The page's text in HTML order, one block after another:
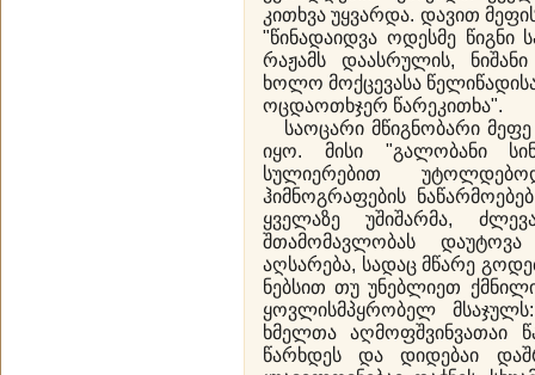
კითხვა უყვარდა. დავით
"წინადაიდვა ოდესმე
რაჟამს დაასრულის,
ხოლო მოქცევასა
ოცდაოთხჯერ წარეკითხა".
საოცარი მწიგნობარი
იყო. მისი "გალობანი
სულიერებით
ჰიმნოგრაფების
ყველაზე უშიშარმა,
შთამომავლობას
აღსარება, სადაც მწარე
ნებსით თუ უნებლიეთ
ყოვლისმპყრობელ
ხმელთა აღმოფშვინვათაი
წარხდეს და დიდებაი